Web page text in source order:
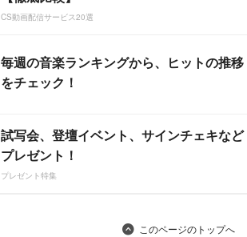
CS動画配信サービス20選
毎週の音楽ランキングから、ヒットの推移
をチェック！
試写会、登壇イベント、サインチェキなど
プレゼント！
プレゼント特集
このページのトップへ